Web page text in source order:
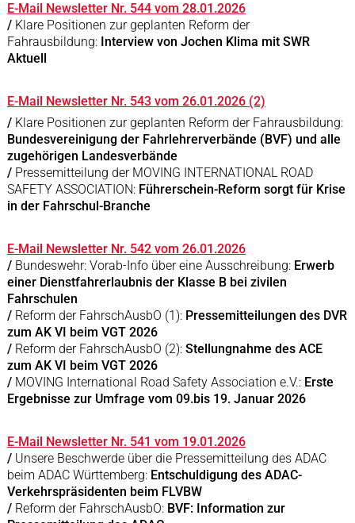
E-Mail Newsletter Nr. 544 vom 28.01.2026
/ Klare Positionen zur geplanten Reform der
Fahrausbildung:Interview von Jochen Klima mit SWR
Aktuell
E-Mail Newsletter Nr. 543 vom 26.01.2026 (2)
/ Klare Positionen zur geplanten Reform der Fahrausbildung:
Bundesvereinigung der Fahrlehrerverbände (BVF) und alle
zugehörigen Landesverbände
/ Pressemitteilung der MOVING INTERNATIONAL ROAD
SAFETY ASSOCIATION: Führerschein-Reform sorgt für Krise
in der Fahrschul-Branche
E-Mail Newsletter Nr. 542 vom 26.01.2026
/ Bundeswehr: Vorab-Info über eine Ausschreibung: Erwerb
einer Dienstfahrerlaubnis der Klasse B bei zivilen
Fahrschulen
/ Reform der FahrschAusbO (1):Pressemitteilungen des DVR
zum AK VI beim VGT 2026
/ Reform der FahrschAusbO (2):Stellungnahme des ACE
zum AK VI beim VGT 2026
/ MOVING International Road Safety Association e.V.:Erste
Ergebnisse zur Umfrage vom 09.bis 19. Januar 2026
E-Mail Newsletter Nr. 541 vom 19.01.2026
/ Unsere Beschwerde über die Pressemitteilung des ADAC
beim ADAC Württemberg:Entschuldigung des ADAC-
Verkehrspräsidenten beim FLVBW
/ Reform der FahrschAusbO:BVF: Information zur